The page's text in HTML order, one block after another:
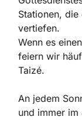
Stationen, die
vertiefen.
Wenn es
feiern wir
Taizé.
An jedem
und immer im